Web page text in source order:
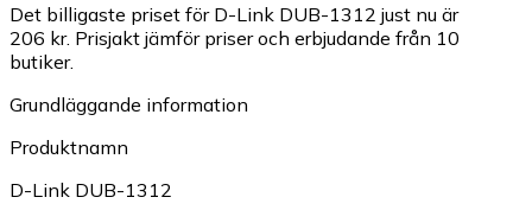
Det billigaste priset för D-Link DUB-1312 just nu är
206 kr. Prisjakt jämför priser och erbjudande från 10
butiker.
Grundläggande information
Produktnamn
D-Link DUB-1312